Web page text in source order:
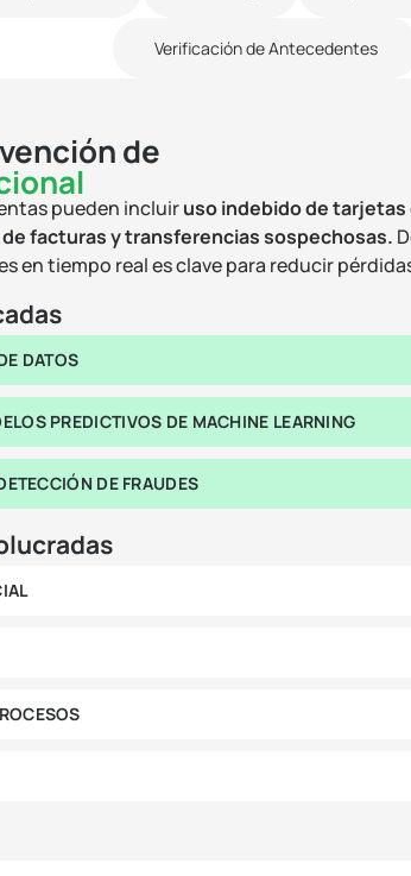
Verificación de Antecedentes
de
pueden incluiruso indebido de
facturas y transferencias sospechosas.
en tiempo real es clave para reducir
DATOS
PREDICTIVOS DE MACHINE LEARNING
DE FRAUDES